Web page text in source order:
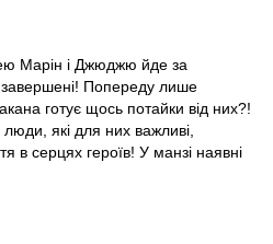
Марін і Джюджю йде за
Попереду лише
готує щось потайки від них?!
які для них важливі,
в серцях героїв! У манзі наявні